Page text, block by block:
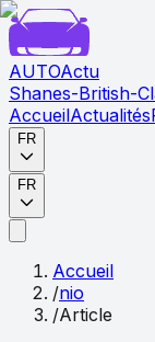
AUTOActu
Shanes-British-
AccueilActualités
FR
FR
Accueil
/nio
/Article